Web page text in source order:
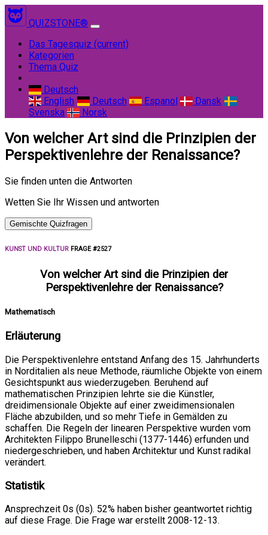
QUIZSTONE®
Das Tagesquiz (current)
Kategorien
Thema Quiz
Deutsch
English
Deutsch Espanol
Dansk
Svenska
Norsk
Von welcher Art sind die Prinzipien der
Perspektivenlehre der Renaissance?
Sie finden unten die Antworten
Wetten Sie Ihr Wissen und antworten
Gemischte Quizfragen
KUNST UND KULTUR FRAGE #2527
Von welcher Art sind die Prinzipien der
Perspektivenlehre der Renaissance?
Mathematisch
Erläuterung
Die Perspektivenlehre entstand Anfang des 15. Jahrhunderts
in Norditalien als neue Methode, räumliche Objekte von einem
Gesichtspunkt aus wiederzugeben. Beruhend auf
mathematischen Prinzipien lehrte sie die Künstler,
dreidimensionale Objekte auf einer zweidimensionalen
Fläche abzubilden, und so mehr Tiefe in Gemälden zu
schaffen. Die Regeln der linearen Perspektive wurden vom
Architekten Filippo Brunelleschi (1377-1446) erfunden und
niedergeschrieben, und haben Architektur und Kunst radikal
verändert.
Statistik
Ansprechzeit 0s (0s). 52% haben bisher geantwortet richtig
auf diese Frage. Die Frage war erstellt 2008-12-13.